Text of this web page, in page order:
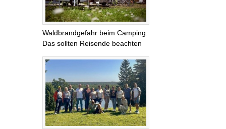
Waldbrandgefahr beim Camping:
Das sollten Reisende beachten